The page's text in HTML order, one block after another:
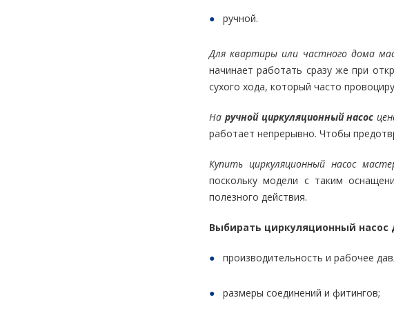
ручной.
Для квартиры или частного дома
начинает работать сразу же при
сухого хода, который часто
На ручной циркуляционный насос
работает непрерывно. Чтобы
Купить циркуляционный насос
поскольку модели с таким
полезного действия.
Выбирать циркуляционный
производительность и рабочее
размеры соединений и фитингов;